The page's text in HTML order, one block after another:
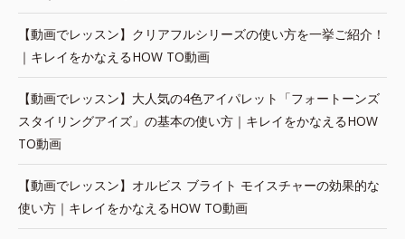
【動画でレッスン】クリアフルシリーズの使い方を一挙ご紹介！
｜キレイをかなえるHOW TO動画
【動画でレッスン】大人気の4色アイパレット「フォートーンズ
スタイリングアイズ」の基本の使い方｜キレイをかなえるHOW
TO動画
【動画でレッスン】オルビス ブライト モイスチャーの効果的な
使い方｜キレイをかなえるHOW TO動画